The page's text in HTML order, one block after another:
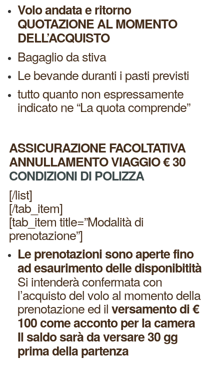
Volo andata e ritorno
QUOTAZIONE AL MOMENTO
DELL’ACQUISTO
Bagaglio da stiva
Le bevande duranti i pasti previsti
tutto quanto non espressamente
indicato ne “La quota comprende”
ASSICURAZIONE FACOLTATIVA
ANNULLAMENTO VIAGGIO € 30
CONDIZIONI DI POLIZZA
[/list]
[/tab_item]
[tab_item title=”Modalità di
prenotazione”]
Le prenotazioni sono aperte fino
ad esaurimento delle disponibitità
Si intenderà confermata con
l’acquisto del volo al momento della
prenotazione ed ilversamento di €
100 come acconto per la camera
Il saldosaràda versare30 gg
prima della partenza